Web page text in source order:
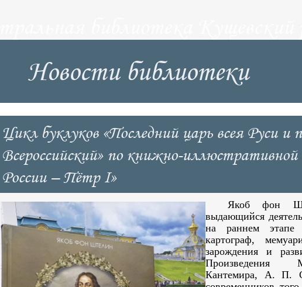
Новости библиотеки
Цикл буклуков «Последний царь всея Руси
Всероссийский» по книжно-
России – Пётр I»
Якоб фон
выдающийся
на раннем этапе
картограф,
зарождения и
Произведения
Кантемира, А. П.